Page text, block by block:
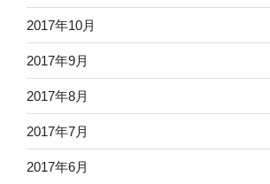
2017年10月
2017年9月
2017年8月
2017年7月
2017年6月